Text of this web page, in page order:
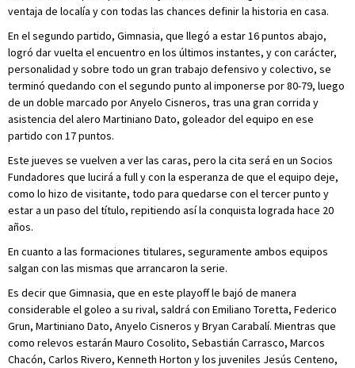
ventaja de localía y con todas las chances definir la historia en casa.
En el segundo partido, Gimnasia, que llegó a estar 16 puntos abajo,
logró dar vuelta el encuentro en los últimos instantes, y con carácter,
personalidad y sobre todo un gran trabajo defensivo y colectivo, se
terminó quedando con el segundo punto al imponerse por 80-79, luego
de un doble marcado por Anyelo Cisneros, tras una gran corrida y
asistencia del alero Martiniano Dato, goleador del equipo en ese
partido con 17 puntos.
Este jueves se vuelven a ver las caras, pero la cita será en un Socios
Fundadores que lucirá a full y con la esperanza de que el equipo deje,
como lo hizo de visitante, todo para quedarse con el tercer punto y
estar a un paso del título, repitiendo así la conquista lograda hace 20
años.
En cuanto a las formaciones titulares, seguramente ambos equipos
salgan con las mismas que arrancaron la serie.
Es decir que Gimnasia, que en este playoff le bajó de manera
considerable el goleo a su rival, saldrá con Emiliano Toretta, Federico
Grun, Martiniano Dato, Anyelo Cisneros y Bryan Carabalí. Mientras que
como relevos estarán Mauro Cosolito, Sebastián Carrasco, Marcos
Chacón, Carlos Rivero, Kenneth Horton y los juveniles Jesús Centeno,